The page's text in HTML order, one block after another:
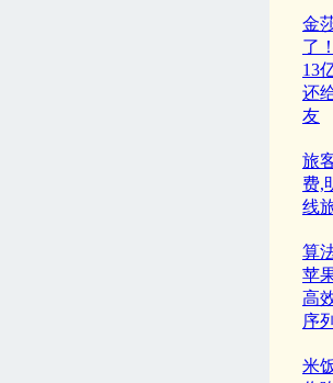
金
了
13
还
友
旅
费,
线
算
苹
高
序
米